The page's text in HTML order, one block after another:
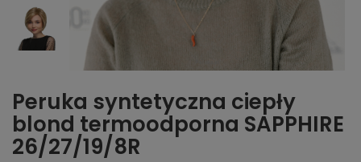
Peruka syntetyczna ciepły
blond termoodporna SAPPHIRE
26/27/19/8R